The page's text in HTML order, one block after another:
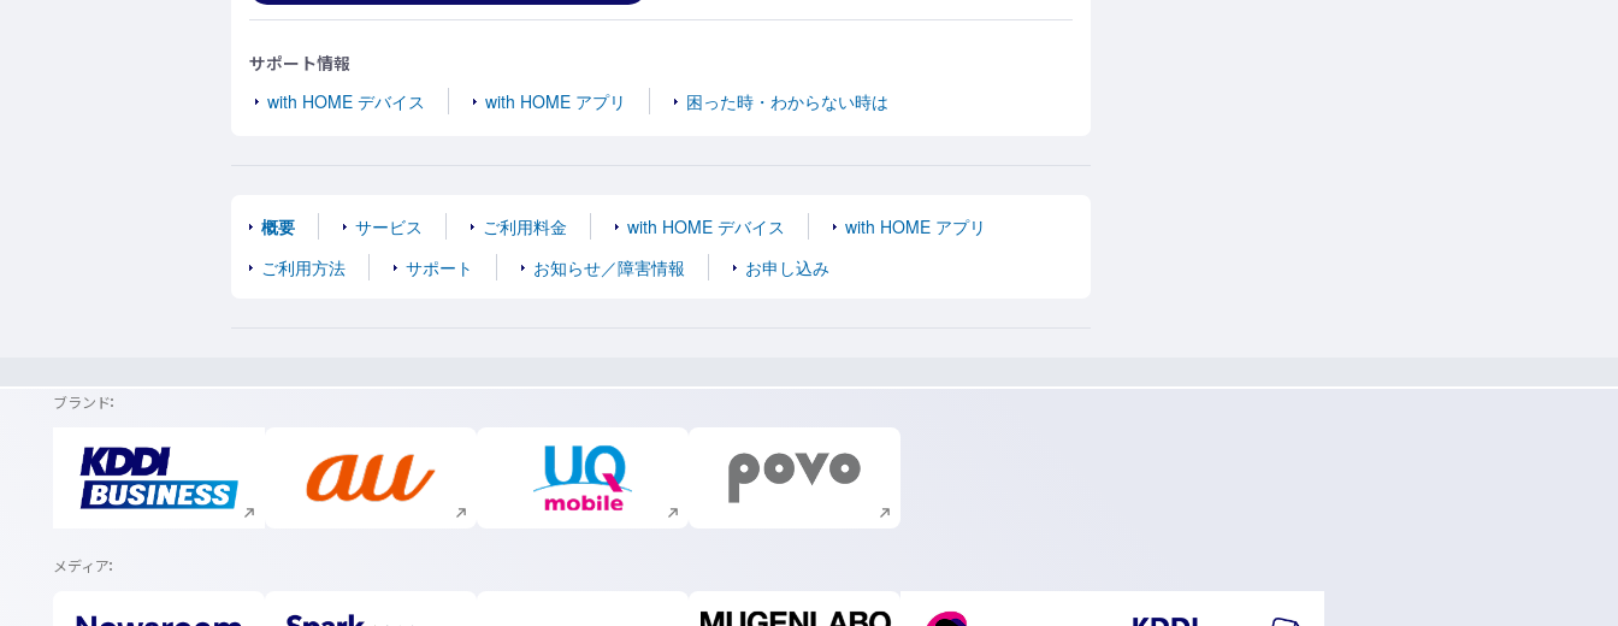
サポート情報
with HOME デバイス
with HOME アプリ 困った時・わからない時は
概要 サービス ご利用料金 with HOME デバイス
with HOME アプリ
ご利用方法
サポート お知らせ／障害情報 お申し込み
ブランド
新規ウィンドウで開く 新規ウィンドウで開く 新規ウィンドウで開く 新規ウィンドウで開く
メディア